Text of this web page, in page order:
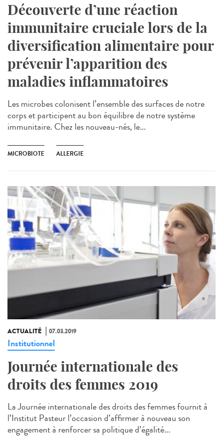
Découverte d’une réaction
immunitaire cruciale lors de la
diversification alimentaire pour
prévenir l’apparition des
maladies inflammatoires
Les microbes colonisent l’ensemble des surfaces de notre
corps et participent au bon équilibre de notre système
immunitaire. Chez les nouveau-nés, le...
MICROBIOTE ALLERGIE
ACTUALITÉ 07.03.2019
Institutionnel
Journée internationale des
droits des femmes 2019
La Journée internationale des droits des femmes fournit à
l’Institut Pasteur l’occasion d’affirmer à nouveau son
engagement à renforcer sa politique d’égalité...